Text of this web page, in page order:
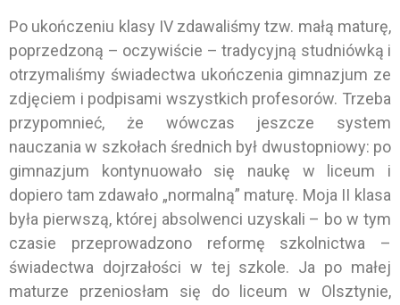
Po ukończeniu klasy IV zdawaliśmy tzw. małą maturę,
poprzedzoną – oczywiście – tradycyjną studniówką i
otrzymaliśmy świadectwa ukończenia gimnazjum ze
zdjęciem i podpisami wszystkich profesorów. Trzeba
przypomnieć, że wówczas jeszcze system
nauczania w szkołach średnich był dwustopniowy: po
gimnazjum kontynuowało się naukę w liceum i
dopiero tam zdawało „normalną” maturę. Moja II klasa
była pierwszą, której absolwenci uzyskali – bo w tym
czasie przeprowadzono reformę szkolnictwa –
świadectwa dojrzałości w tej szkole. Ja po małej
maturze przeniosłam się do liceum w Olsztynie,